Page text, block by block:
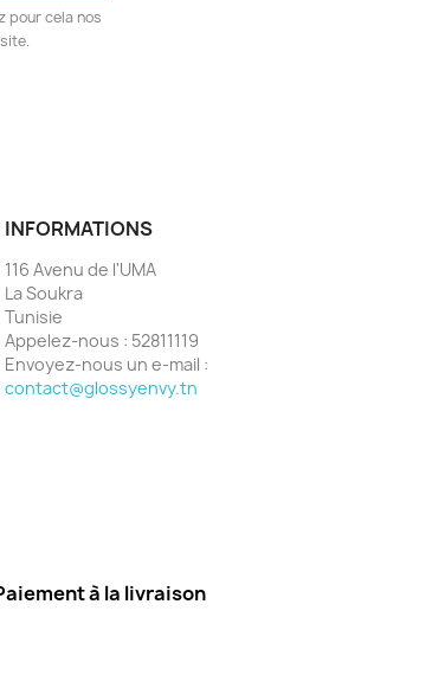
pour cela nos
INFORMATIONS
116 Avenu de l'UMA
La Soukra
Tunisie
Appelez-nous : 52811119
Envoyez-nous un e-mail :
contact@glossyenvy.tn
à la livraison